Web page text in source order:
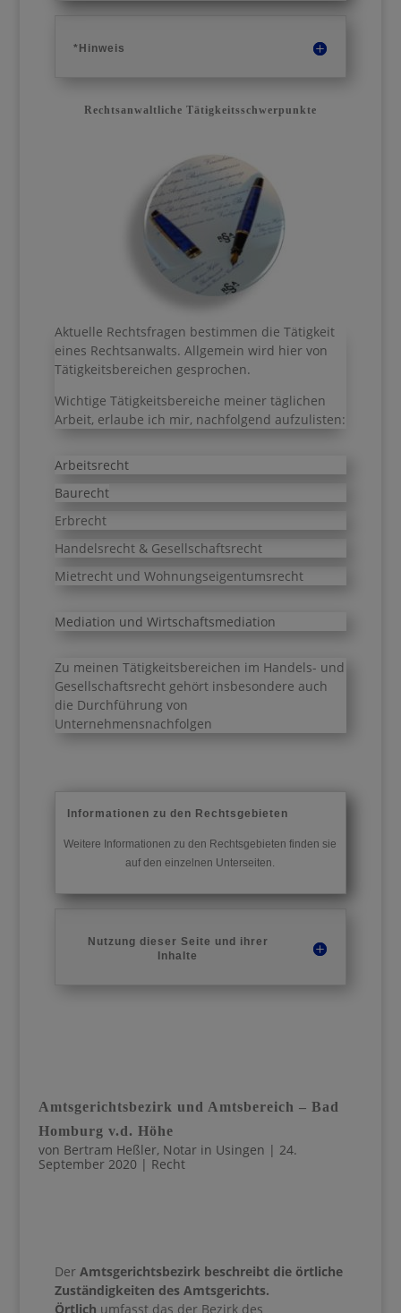
*Hinweis
Rechtsanwaltliche Tätigkeitsschwerpunkte
Aktuelle Rechtsfragen bestimmen die Tätigkeit
eines Rechtsanwalts. Allgemein wird hier von
Tätigkeitsbereichen gesprochen.
Wichtige Tätigkeitsbereiche meiner täglichen
Arbeit, erlaube ich mir, nachfolgend aufzulisten:
Arbeitsrecht
Baurecht
Erbrecht
Handelsrecht & Gesellschaftsrecht
Mietrecht und Wohnungseigentumsrecht
Mediation und Wirtschaftsmediation
Zu meinen Tätigkeitsbereichen im Handels- und
Gesellschaftsrecht gehört insbesondere auch
die Durchführung von
Unternehmensnachfolgen
Informationen zu den Rechtsgebieten
Weitere Informationen zu den Rechtsgebieten finden sie
auf den einzelnen Unterseiten.
Nutzung dieser Seite und ihrer
Inhalte
Amtsgerichtsbezirk und Amtsbereich – Bad
Homburg v.d. Höhe
von Bertram Heßler, Notar in Usingen | 24.
September 2020 | Recht
Der Amtsgerichtsbezirk beschreibt die örtliche
Zuständigkeiten des Amtsgerichts.
Örtlich umfasst das der Bezirk des